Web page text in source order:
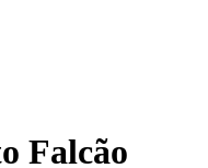
Falcão